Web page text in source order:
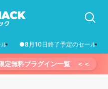
●8月10日終了予定のセール
定無料プラグイン一覧 ＜＜